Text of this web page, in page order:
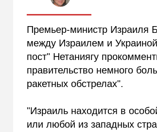
Премьер-министр Израиля
между Израилем и
пост" Нетаниягу
правительство немного
ракетных обстрелах".
"Израиль находится в
или любой из западных